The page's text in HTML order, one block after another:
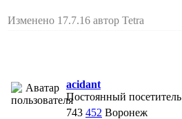
Изменено 17.7.16 автор Tetra
acidant
Постоянный посетитель
743 452 Воронеж